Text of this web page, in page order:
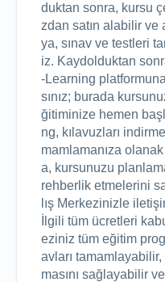
duktan sonra, kursu
zdan satın alabilir ve
ya, sınav ve testleri
iz. Kaydolduktan
-Learning
sınız; burada
ğitiminize hemen
ng, kılavuzları
mamlamanıza
a, kursunuzu
rehberlik etmelerini
lış Merkezinizle
İlgili tüm ücretleri
eziniz tüm eğitim
avları
masını sağlayabilir